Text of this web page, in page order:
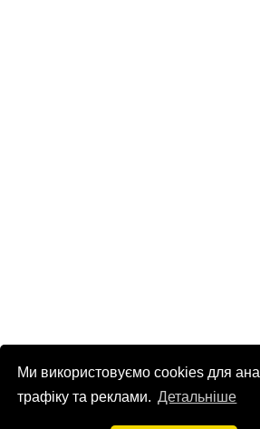
Ми використовуємо cookies для
трафіку та реклами. Детальніше
© Патріоти України 2026 Правова
info@patrioty.org.ua